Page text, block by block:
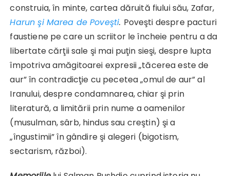
construia, în minte, cartea dăruită fiului său, Zafar,
Harun şi Marea de Poveşti. Poveşti despre pacturi
faustiene pe care un scriitor le încheie pentru a da
libertate cărţii sale şi mai puţin sieşi, despre lupta
împotriva amăgitoarei expresii „tăcerea este de
aur” în contradicţie cu pecetea „omul de aur” al
Iranului, despre condamnarea, chiar şi prin
literatură, a limitării prin nume a oamenilor
(musulman, sârb, hindus sau creştin) şi a
„îngustimii” în gândire şi alegeri (bigotism,
sectarism, război).